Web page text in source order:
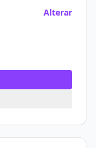
Alterar